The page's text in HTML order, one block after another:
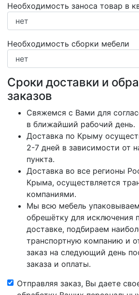
Необходимость заноса товар в
Необходимость сборки мебели
Сроки доставки и
заказов
Свяжемся с Вами для
в ближайший рабочий день.
Доставка по Крыму
2-7 дней в зависимости от
пункта.
Доставка во все регионы
Крыма, осуществляется
компаниями.
Мы всю мебель
обрешётку для исключения
доставке, подбираем
транспортную компанию и
заказ на следующий день
заказа и оплаты.
Отправляя заказ, Вы даете